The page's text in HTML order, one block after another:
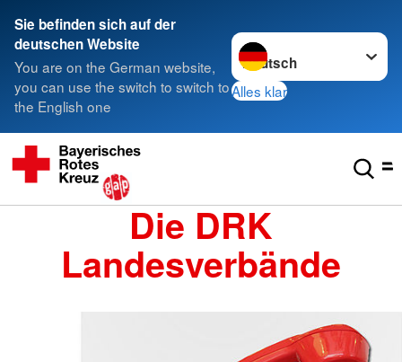
Sie befinden sich auf der
deutschen Website
You are on the German website,
you can use the switch to switch to
the English one
Sprache wechseln zu
Alles klar
Die DRK
Landesverbände